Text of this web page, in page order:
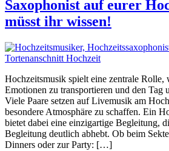
Saxophonist auf eurer
müsst ihr wissen!
Hochzeitsmusik spielt eine zentrale Rolle,
Emotionen zu transportieren und den Tag
Viele Paare setzen auf Livemusik am
besondere Atmosphäre zu schaffen. Ein
bietet dabei eine einzigartige Begleitung,
Begleitung deutlich abhebt. Ob beim
Dinners oder zur Party: […]